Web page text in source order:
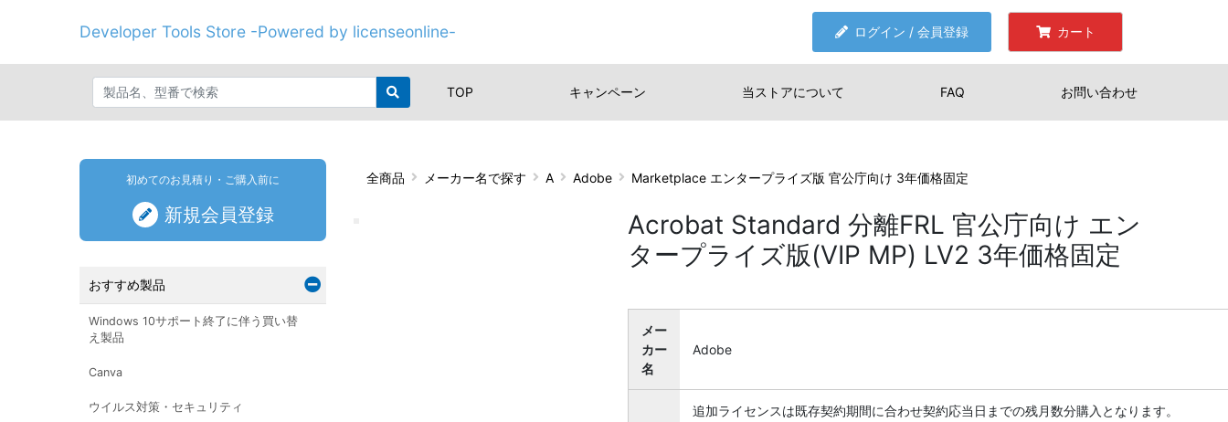
Developer Tools Store -Powered by licenseonline- ログイン / 会員登録 カート
TOP キャンペーン 当ストアについて FAQ お問い合わせ
全商品 メーカー名で探す A Adobe Marketplace エンタープライズ版 官公庁向け 3年価格固定
Acrobat Standard 分離FRL 官公庁向け エン
タープライズ版(VIP MP) LV2 3年価格固定
メー
カー
名
Adobe
追加ライセンスは既存契約期間に合わせ契約応当日までの残月数分購入となります。
初めてのお見積り・ご購入前に
新規会員登録
おすすめ製品
Windows 10サポート終了に伴う買い替
え製品
Canva
ウイルス対策・セキュリティ